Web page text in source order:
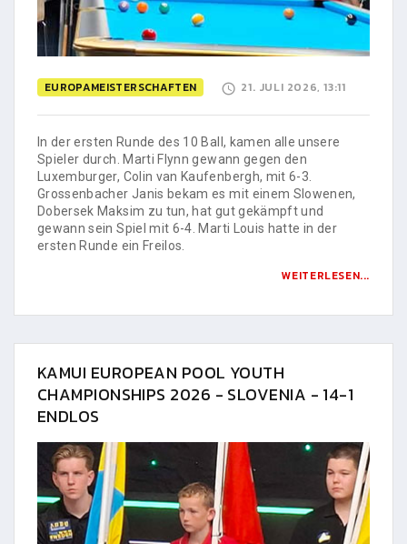
EUROPAMEISTERSCHAFTEN 21. JULI 2026, 13:11
In der ersten Runde des 10 Ball, kamen alle unsere
Spieler durch. Marti Flynn gewann gegen den
Luxemburger, Colin van Kaufenbergh, mit 6-3.
Grossenbacher Janis bekam es mit einem Slowenen,
Dobersek Maksim zu tun, hat gut gekämpft und
gewann sein Spiel mit 6-4. Marti Louis hatte in der
ersten Runde ein Freilos.
WEITERLESEN...
KAMUI EUROPEAN POOL YOUTH
CHAMPIONSHIPS 2026 - SLOVENIA - 14-1
ENDLOS